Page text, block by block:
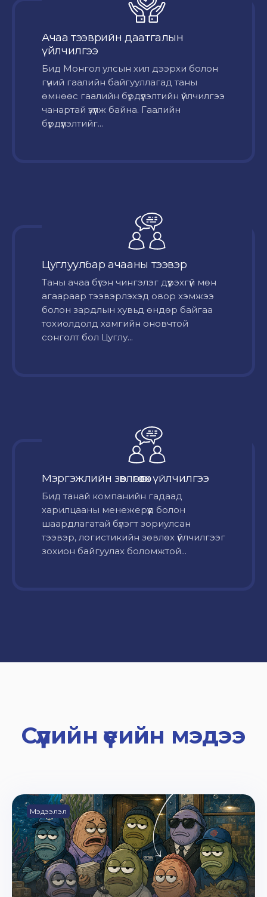
Ачаа тээврийн даатгалын
үйлчилгээ
Бид Монгол улсын хил дээрхи болон
гүний гаалийн байгууллагад таны
өмнөөс гаалийн бүрдүүлэлтийн үйлчилгээ
чанартай үзүүлж байна. Гаалийн
бүрдүүлэлтийг...
Цуглуулбар ачааны тээвэр
Таны ачаа бүтэн чингэлэг дүүрэхгүй мөн
агаараар тээвэрлэхэд овор хэмжээ
болон зардлын хувьд өндөр байгаа
тохиолдолд хамгийн оновчтой
сонголт бол Цуглу...
Мэргэжлийн зөвлөгөө өгөх үйлчилгээ
Бид танай компанийн гадаад
харилцааны менежерүүд болон
шаардлагатай бүлэгт зориулсан
тээвэр, логистикийн зөвлөх үйлчилгээг
зохион байгуулах боломжтой...
Сүүлийн үеийн мэдээ
Мэдээлэл